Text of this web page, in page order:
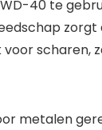
40 te
scharen,
metalen